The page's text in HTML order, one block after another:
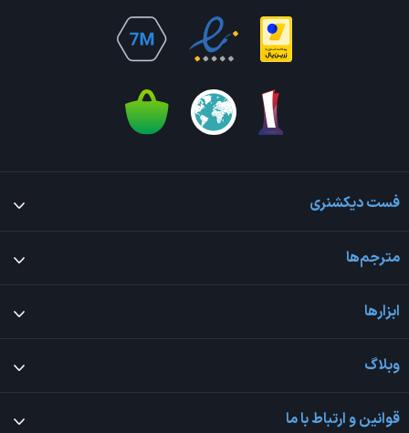
فست دیکشنری
مترجم‌ها
ابزارها
وبلاگ
قوانین و ارتباط با ما